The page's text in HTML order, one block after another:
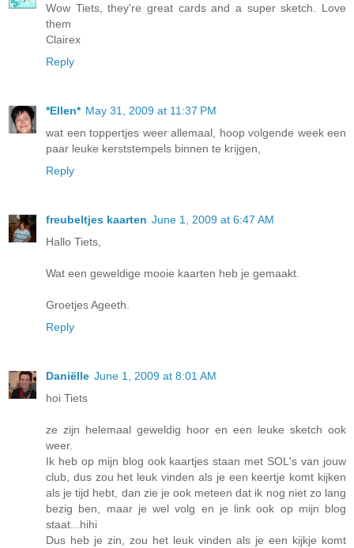
Wow Tiets, they're great cards and a super sketch. Love
them
Clairex
Reply
*Ellen* May 31, 2009 at 11:37 PM
wat een toppertjes weer allemaal, hoop volgende week een
paar leuke kerststempels binnen te krijgen,
Reply
freubeltjes kaarten June 1, 2009 at 6:47 AM
Hallo Tiets,
Wat een geweldige mooie kaarten heb je gemaakt.
Groetjes Ageeth.
Reply
Daniëlle June 1, 2009 at 8:01 AM
hoi Tiets
ze zijn helemaal geweldig hoor en een leuke sketch ook
weer.
Ik heb op mijn blog ook kaartjes staan met SOL's van jouw
club, dus zou het leuk vinden als je een keertje komt kijken
als je tijd hebt, dan zie je ook meteen dat ik nog niet zo lang
bezig ben, maar je wel volg en je link ook op mijn blog
staat...hihi
Dus heb je zin, zou het leuk vinden als je een kijkje komt